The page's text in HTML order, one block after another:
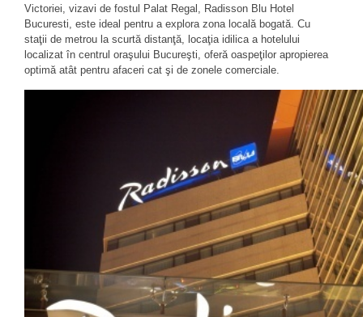
Victoriei, vizavi de fostul Palat Regal, Radisson Blu Hotel
Bucuresti, este ideal pentru a explora zona locală bogată. Cu
staţii de metrou la scurtă distanţă, locaţia idilica a hotelului
localizat în centrul oraşului Bucureşti, oferă oaspeţilor apropierea
optimă atât pentru afaceri cat şi de zonele comerciale.